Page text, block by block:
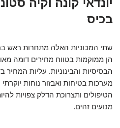
בכיס
שתי המכוניות האלה מתחרות ראש
הן ממוקמות בטווח מחירים דומה
הבסיסיות והבינוניות. עליות
מערכות בטיחות ואבזור נוחות
הטיפולים ותצרוכת הדלק צפויות
מנועים זהים.